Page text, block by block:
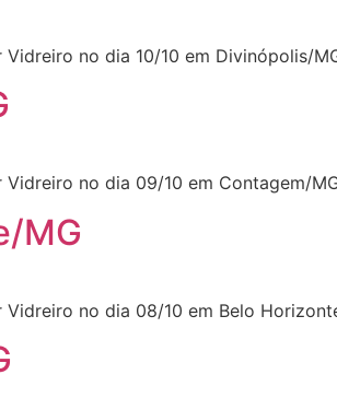
no dia 10/10 em Divinópolis/
no dia 09/10 em Contagem/
MG
no dia 08/10 em Belo